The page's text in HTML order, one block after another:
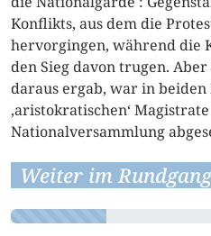
Konflikts, aus dem die
hervorgingen, während die
den Sieg davon trugen.
daraus ergab, war in beiden
‚aristokratischen‘
Nationalversammlung
Weiter im Rundgang